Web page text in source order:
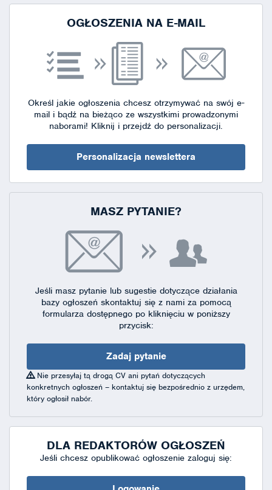
OGŁOSZENIA NA E-MAIL
Określ jakie ogłoszenia chcesz otrzymywać na swój e-
mail i bądź na bieżąco ze wszystkimi prowadzonymi
naborami! Kliknij i przejdź do personalizacji.
Personalizacja newslettera
MASZ PYTANIE?
Jeśli masz pytanie lub sugestie dotyczące działania
bazy ogłoszeń skontaktuj się z nami za pomocą
formularza dostępnegopo kliknięciu w poniższy
przycisk:
Zadaj pytanie
Nie przesyłaj tą drogą CV ani pytań dotyczących
konkretnych ogłoszeń – kontaktuj się bezpośrednio z urzędem,
który ogłosił nabór.
DLA REDAKTORÓW OGŁOSZEŃ
Jeśli chcesz opublikować ogłoszenie zaloguj się: